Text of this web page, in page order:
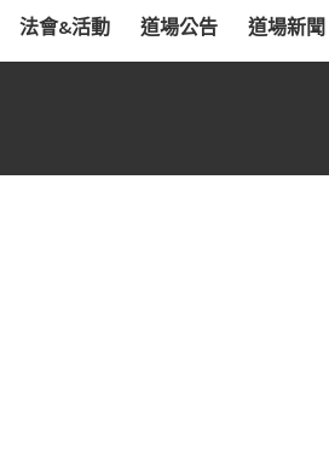
法會&活動 道場公告 道場新聞